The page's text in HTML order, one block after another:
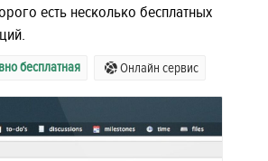
есть несколько бесплатных
бесплатная Онлайн сервис